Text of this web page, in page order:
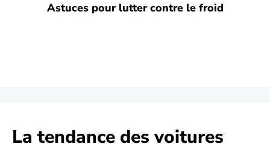
Astuces pour lutter contre le froid